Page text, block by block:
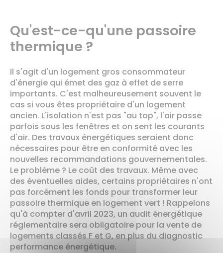
Qu'est-ce-qu'une passoire
thermique ?
Il s'agit d'un logement gros consommateur
d'énergie qui émet des gaz à effet de serre
importants. C'est malheureusement souvent le
cas si vous êtes propriétaire d'un logement
ancien. L'isolation n'est pas "au top", l'air passe
parfois sous les fenêtres et on sent les courants
d'air. Des travaux énergétiques seraient donc
nécessaires pour être en conformité avec les
nouvelles recommandations gouvernementales.
Le problème ? Le coût des travaux. Même avec
des éventuelles aides, certains propriétaires n'ont
pas forcément les fonds pour transformer leur
passoire thermique en logement vert ! Rappelons
qu'à compter d'avril 2023, un audit énergétique
réglementaire sera obligatoire pour la vente de
logements classés F et G, en plus du diagnostic
performance énergétique.